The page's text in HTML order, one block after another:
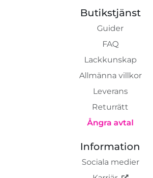
Butikstjänst
Guider
FAQ
Lackkunskap
Allmänna villkor
Leverans
Returrätt
Ångra avtal
Information
Sociala medier